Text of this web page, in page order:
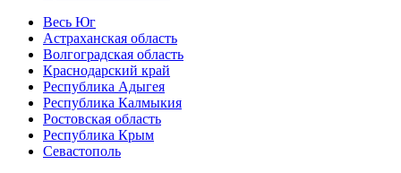
Весь Юг
Астраханская область
Волгоградская область
Краснодарский край
Республика Адыгея
Республика Калмыкия
Ростовская область
Республика Крым
Севастополь